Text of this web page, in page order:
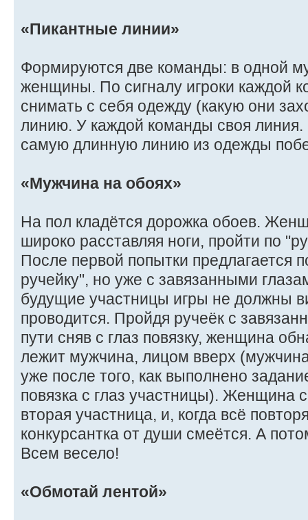
«Пикантные линии»
Формируются две команды: в одной
женщины. По сигналу игроки каждой
снимать с себя одежду (какую они
линию. У каждой команды своя
самую длинную линию из одежды
«Мужчина на обоях»
Hа пол кладётся дорожка обоев.
широко расставляя ноги, пройти по
После первой попытки предлагается
ручейку", но уже с завязанными
будущие участницы игры не должны
проводится. Пройдя ручеёк с
пути сняв с глаз повязку, женщина
лежит мужчина, лицом вверх
уже после того, как выполнено
повязка с глаз участницы). Женщина
вторая участница, и, когда всё
конкурсантка от души смеётся. А
Всем весело!
«Обмотай лентой»